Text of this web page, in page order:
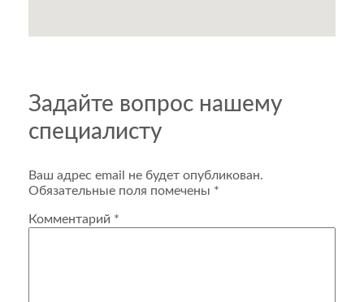
Задайте вопрос нашему
специалисту
Ваш адрес email не будет опубликован.
Обязательные поля помечены *
Комментарий *